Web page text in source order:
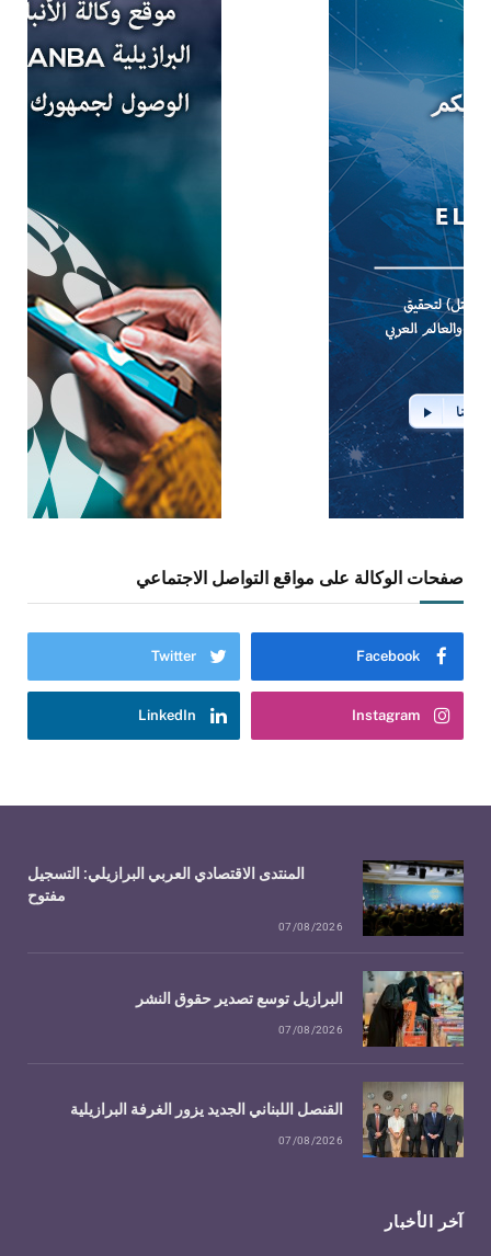
صفحات الوكالة على مواقع التواصل الاجتماعي
Facebook
Twitter
Instagram
LinkedIn
آخر الأخبار
المنتدى الاقتصادي العربي البرازيلي: التسجيل
مفتوح
07/08/2026
البرازيل توسع تصدير حقوق النشر
07/08/2026
القنصل اللبناني الجديد يزور الغرفة البرازيلية
07/08/2026